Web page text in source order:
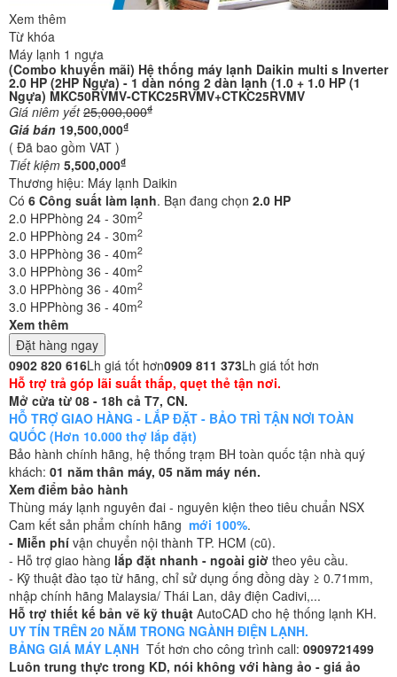
Xem thêm
Từ khóa
Máy lạnh 1 ngựa
(Combo khuyến mãi) Hệ thống máy lạnh Daikin multi s Inverter
2.0 HP (2HP Ngựa) - 1 dàn nóng 2 dàn lạnh (1.0 + 1.0 HP (1
Ngựa) MKC50RVMV-CTKC25RVMV+CTKC25RVMV
Giá niêm yết 25,000,000₫
Giá bán 19,500,000₫
( Đã bao gồm VAT )
Tiết kiệm 5,500,000₫
Thương hiệu: Máy lạnh Daikin
Có 6 Công suất làm lạnh. Bạn đang chọn 2.0 HP
2.0 HPPhòng 24 - 30m2
2.0 HPPhòng 24 - 30m2
3.0 HPPhòng 36 - 40m2
3.0 HPPhòng 36 - 40m2
3.0 HPPhòng 36 - 40m2
3.0 HPPhòng 36 - 40m2
Xem thêm
Đặt hàng ngay
0902 820 616Lh giá tốt hơn0909 811 373Lh giá tốt hơn
Hỗ trợ trả góp lãi suất thấp, quẹt thẻ tận nơi.
Mở cửa từ 08 - 18h cả T7, CN.
HỖ TRỢ GIAO HÀNG - LẮP ĐẶT - BẢO TRÌ TẬN NƠI TOÀN
QUỐC (Hơn 10.000 thợ lắp đặt)
Bảo hành chính hãng, hệ thống trạm BH toàn quốc tận nhà quý
khách: 01 năm thân máy, 05 năm máy nén.
Xem điểm bảo hành
Thùng máy lạnh nguyên đai - nguyên kiện theo tiêu chuẩn NSX
Cam kết sản phẩm chính hãng mới 100%.
- Miễn phí vận chuyển nội thành TP. HCM (cũ).
- Hỗ trợ giao hàng lắp đặt nhanh - ngoài giờ theo yêu cầu.
- Kỹ thuật đào tạo từ hãng, chỉ sử dụng ống đồng dày ≥ 0.71mm,
nhập chính hãng Malaysia/ Thái Lan, dây điện Cadivi,...
Hỗ trợ thiết kế bản vẽ kỹ thuật AutoCAD cho hệ thống lạnh KH.
UY TÍN TRÊN 20 NĂM TRONG NGÀNH ĐIỆN LẠNH.
BẢNG GIÁ MÁY LẠNH Tốt hơn cho công trình call: 0909721499
Luôn trung thực trong KD, nói không với hàng ảo - giá ảo